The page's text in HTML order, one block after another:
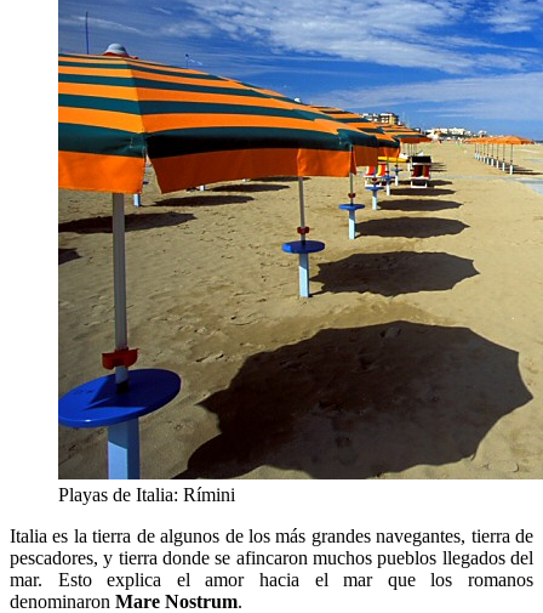
Playas de Italia: Rímini
Italia es la tierra de algunos de los más grandes navegantes, tierra de
pescadores, y tierra donde se afincaron muchos pueblos llegados del
mar. Esto explica el amor hacia el mar que los romanos
denominaron Mare Nostrum.